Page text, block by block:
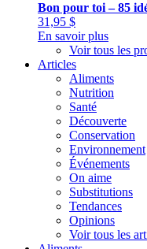
Bon pour toi – 85
31,95 $
En savoir plus
Voir tous les
Articles
Aliments
Nutrition
Santé
Découverte
Conservation
Environnement
Événements
On aime
Substitutions
Tendances
Opinions
Voir tous les